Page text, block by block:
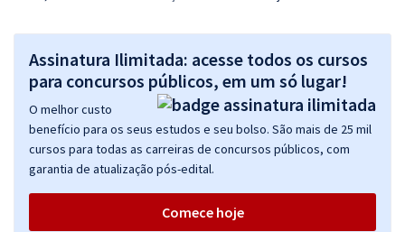
Assinatura Ilimitada: acesse todos os cursos
para concursos públicos, em um só lugar!
O melhor custo
benefício para os seus estudos e seu bolso. São mais de 25 mil
cursos para todas as carreiras de concursos públicos, com
garantia de atualização pós-edital.
Comece hoje